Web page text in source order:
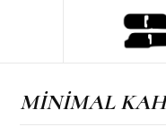
MİNİMAL